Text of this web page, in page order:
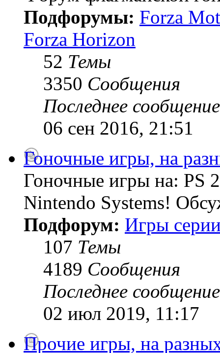
Подфорумы: Forza
Forza Horizon
52 Темы
3350 Сообщения
Последнее сообщение
06 сен 2016, 21:51
Гоночные игры, на
Гоночные игры на: PS
Nintendo Systems!
Подфорум: Игры
107 Темы
4189 Сообщения
Последнее сообщение
02 июл 2019, 11:17
Прочие игры, на